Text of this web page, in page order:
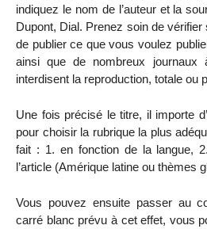
indiquez le nom de l’auteur et la
Dupont, Dial. Prenez soin de vérifier
de publier ce que vous voulez
ainsi que de nombreux journaux
interdisent la reproduction, totale ou
Une fois précisé le titre, il importe
pour choisir la rubrique la plus
fait : 1. en fonction de la langue,
l’article (Amérique latine ou thèmes
Vous pouvez ensuite passer au
carré blanc prévu à cet effet, vous